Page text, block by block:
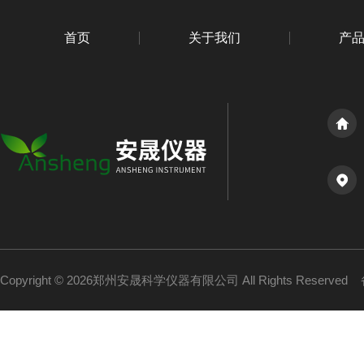
首页 关于我们 产
Copyright © 2026郑州安晟科学仪器有限公司 All Rights Reserved